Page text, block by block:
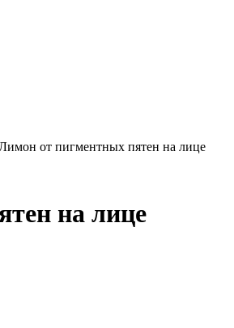
от пигментных пятен на лице
на лице